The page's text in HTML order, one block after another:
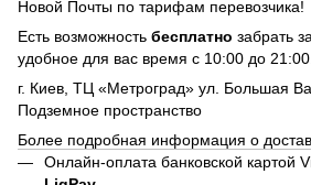
Новой Почты по тарифам перевозчика!
Есть возможность бесплатно забрать
удобное для вас время с 10:00 до 21:00.
г. Киев, ТЦ «Метроград» ул. Большая
Подземное пространство
Более подробная информация о
Онлайн-оплата банковской картой